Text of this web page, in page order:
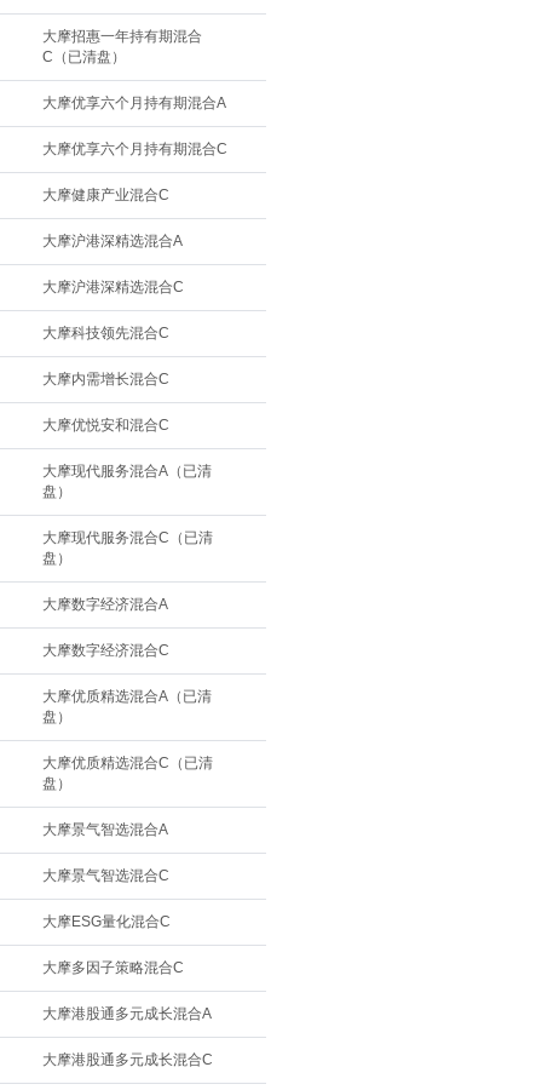
大摩招惠一年持有期混合
C（已清盘）
大摩优享六个月持有期混合A
大摩优享六个月持有期混合C
大摩健康产业混合C
大摩沪港深精选混合A
大摩沪港深精选混合C
大摩科技领先混合C
大摩内需增长混合C
大摩优悦安和混合C
大摩现代服务混合A（已清
盘）
大摩现代服务混合C（已清
盘）
大摩数字经济混合A
大摩数字经济混合C
大摩优质精选混合A（已清
盘）
大摩优质精选混合C（已清
盘）
大摩景气智选混合A
大摩景气智选混合C
大摩ESG量化混合C
大摩多因子策略混合C
大摩港股通多元成长混合A
大摩港股通多元成长混合C